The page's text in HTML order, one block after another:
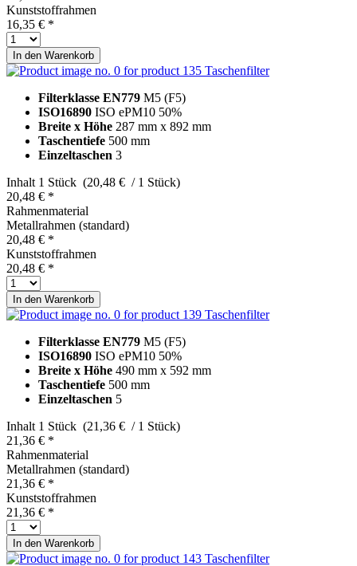
Kunststoffrahmen
16,35 € *
In den Warenkorb
Taschenfilter
Filterklasse EN779 M5 (F5)
ISO16890 ISO ePM10 50%
Breite x Höhe 287 mm x 892 mm
Taschentiefe 500 mm
Einzeltaschen 3
Inhalt 1 Stück (20,48 € / 1 Stück)
20,48 € *
Rahmenmaterial
Metallrahmen (standard)
20,48 € *
Kunststoffrahmen
20,48 € *
In den Warenkorb
Taschenfilter
Filterklasse EN779 M5 (F5)
ISO16890 ISO ePM10 50%
Breite x Höhe 490 mm x 592 mm
Taschentiefe 500 mm
Einzeltaschen 5
Inhalt 1 Stück (21,36 € / 1 Stück)
21,36 € *
Rahmenmaterial
Metallrahmen (standard)
21,36 € *
Kunststoffrahmen
21,36 € *
In den Warenkorb
Taschenfilter